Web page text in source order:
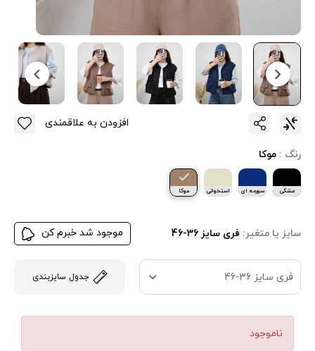
رنگ : موکا
مشکی سورمه ای استخوانی موکا
سایز یا متغیر: فری سایز 36-46 موجود شد خبرم کن
فری سایز 36-46 جدول سایزبندی
ناموجود
افزودن به علاقمندی